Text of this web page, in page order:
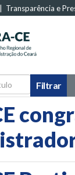
Transparência e
Filtrar